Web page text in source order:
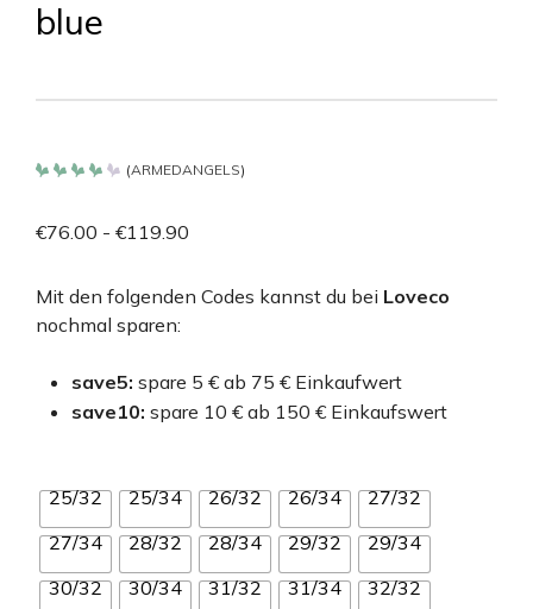
blue
von 5
(ARMEDANGELS)
€76.00 - €119.90
Mit den folgenden Codes kannst du bei Loveco
nochmal sparen:
save5: spare 5 € ab 75 € Einkaufwert
save10: spare 10 € ab 150 € Einkaufswert
25/32 25/34 26/32 26/34
27/32
27/34
28/32 28/34 29/32
29/34
30/32
30/34 31/32 31/34
32/32